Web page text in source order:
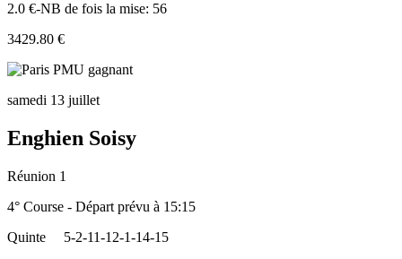
2.0 €-NB de fois la mise: 56
3429.80 €
samedi 13 juillet
Enghien Soisy
Réunion 1
4° Course - Départ prévu à 15:15
Quinte
5-2-11-12-1-14-15